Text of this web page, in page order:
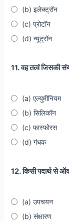
(b) इलेक्ट्रॉन
(c) प्रोटॉन
(d) न्यूट्रॉन
11. वह तत्वं जिसकी
(a) एल्युमीनियम
(b) सिलिकॉन
(c) फास्फोरस
(d) गंधक
12. किसी पदार्थ से
(a) उपचयन
(b) संक्षारण